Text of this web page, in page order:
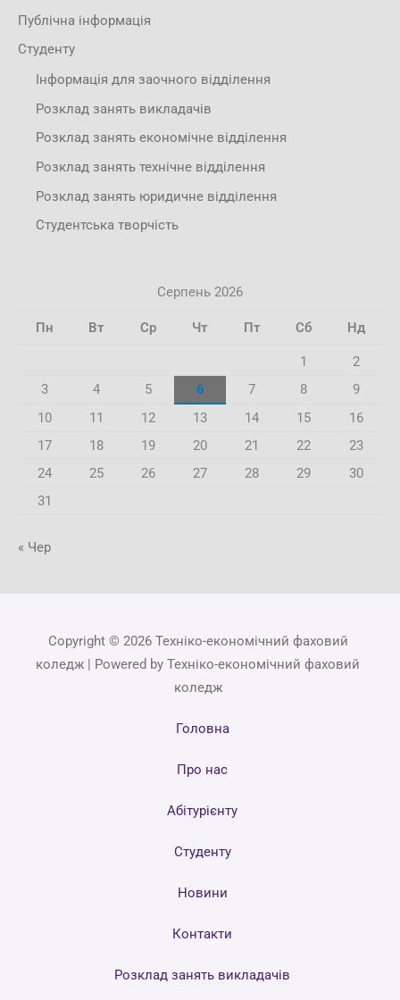
Публічна інформація
Студенту
Інформація для заочного відділення
Розклад занять викладачів
Розклад занять економічне відділення
Розклад занять технічне відділення
Розклад занять юридичне відділення
Студентська творчість
Серпень 2026
Пн Вт Ср Чт Пт Сб Нд
1
2
3
4 5 6 7 8
9
10
11 12 13 14 15
16
17
18 19 20 21 22
23
24
25 26 27 28 29
30
31
« Чер
Copyright © 2026 Техніко-економічний фаховий
коледж | Powered by Техніко-економічний фаховий
коледж
Головна
Про нас
Абітурієнту
Студенту
Новини
Контакти
Розклад занять викладачів